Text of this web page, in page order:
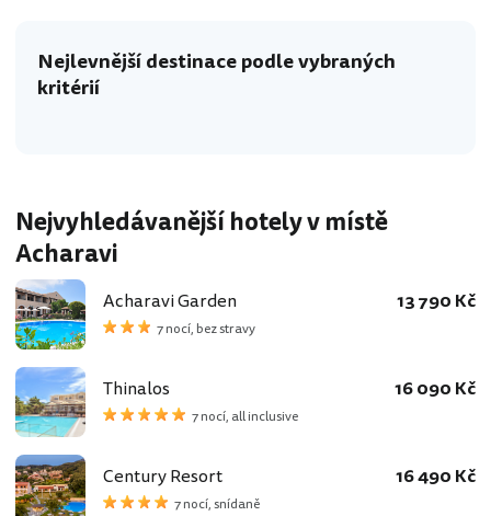
Nejlevnější destinace podle vybraných
kritérií
Nejvyhledávanější hotely v místě
Acharavi
Acharavi Garden
7 nocí, bez stravy
13 790 Kč
Thinalos
7 nocí, all inclusive
16 090 Kč
Century Resort
7 nocí, snídaně
16 490 Kč